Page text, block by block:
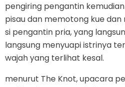
pengiring pengantin
pisau dan memotong kue
si pengantin pria, yang
langsung menyuapi istrinya
wajah yang terlihat kesal.
menurut The Knot, upacara